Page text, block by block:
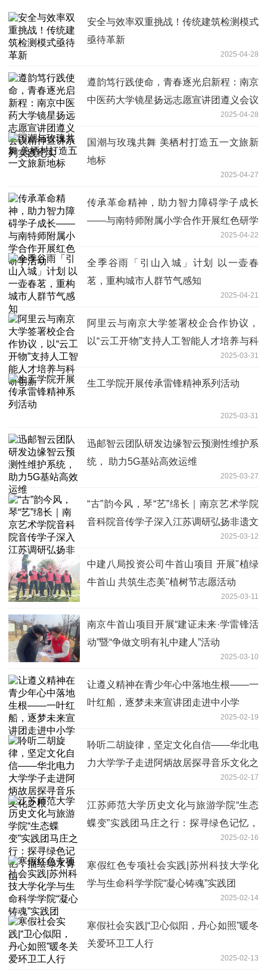
安全与效率双重挑战！传统建筑检测模式
亟待革新
2025-04-28
遵韵笃行践使命，青春逐光启新程：南京
中医药大学镜星扬远志愿宣讲团遵义会议
2025-04-28
国潮与玫瑰共舞 美栖村打造五一文旅新
地标
2025-04-27
传承革命精神，助力智力障碍学子成长
——与南特师附属小学合作开展红色研学
2025-04-22
全季谷雨「引山入城」计划 以一壶春
茗，重构城市人群节气感知
2025-04-21
阿里云与南京大学签署校企合作协议，
以“云工开物”支持人工智能人才培养与科
2025-03-31
生工学院开展传承雷锋精神系列活动
2025-03-31
迅邮智云团队研发边缘智云预测性维护系
统， 助力5G基站高效运维
2025-03-27
“古”韵今风，琴“艺”绵长｜南京艺术学院
音科院音传学子深入江苏调研弘扬非遗文
2025-03-12
中建八局投资公司牛首山项目 开展"植绿
牛首山 共筑生态美"植树节志愿活动
2025-03-11
南京牛首山项目开展“建证未来·学雷锋活
动”暨“争做文明有礼中建人”活动
2025-03-10
让遵义精神在青少年心中落地生根——一
叶红船，逐梦未来宣讲团走进中小学
2025-02-19
聆听二胡旋律，坚定文化自信——华北电
力大学学子走进阿炳故居探寻音乐文化之
2025-02-17
江苏师范大学历史文化与旅游学院“生态
蝶变”实践团马庄之行：探寻绿色记忆，
2025-02-16
寒假红色专项社会实践|苏州科技大学化
学与生命科学学院“凝心铸魂”实践团
2025-02-14
寒假社会实践|“卫心似阳，丹心如照”暖冬
关爱环卫工人行
2025-02-13